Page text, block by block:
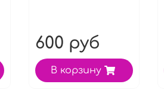
600 руб
В корзину